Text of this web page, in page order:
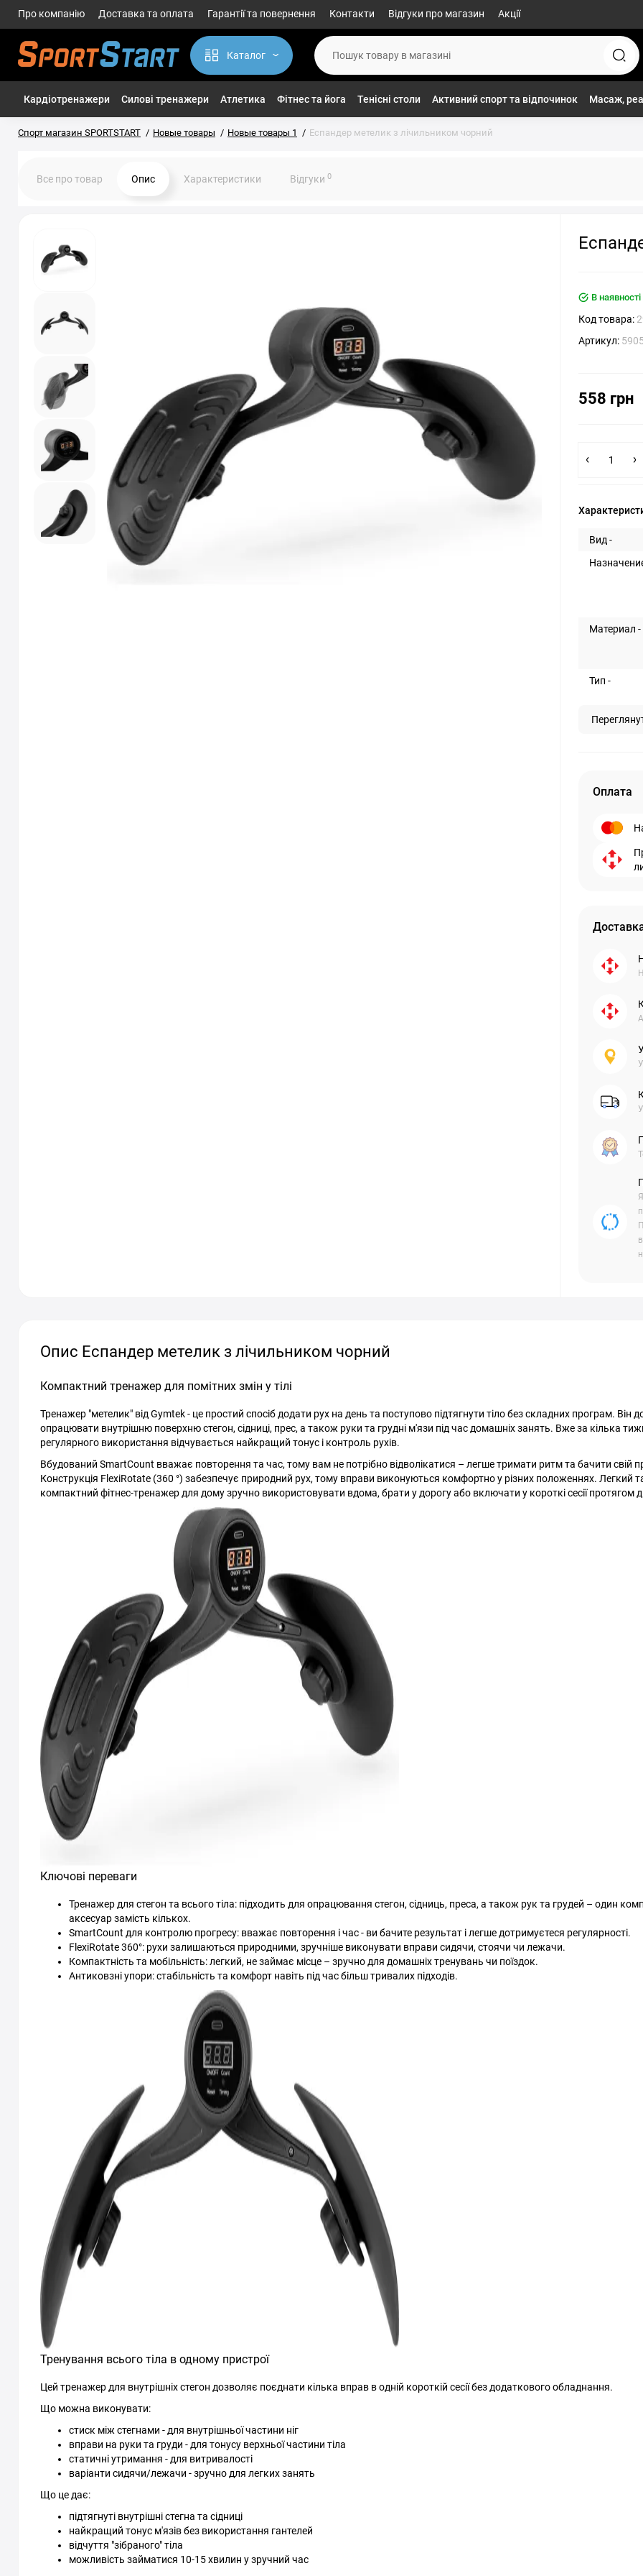
Про компанію Доставка та оплата Гарантії та повернення Контакти Відгуки про магазин Акції
Каталог
Кардіотренажери Силові тренажери Атлетика Фітнес та йога Тенісні столи Активний спорт та відпочинок Масаж,
Спорт магазин SPORTSTART Новые товары Новые товары 1 Еспандер метелик з лічильником чорний
Все про товар Опис Характеристики Відгуки 0
В наявності
Код товара:
Артикул:
558 грн
Вид -
Материал -
Тип -
Оплата
Опис Еспандер метелик з лічильником чорний
Компактний тренажер для помітних змін у тілі
Тренажер "метелик" від Gymtek - це простий спосіб додати рух на день та поступово підтягнути тіло без складних програм. Він
опрацювати внутрішню поверхню стегон, сідниці, прес, а також руки та грудні м'язи під час домашніх занять. Вже за кілька
регулярного використання відчувається найкращий тонус і контроль рухів.
Вбудований SmartCount вважає повторення та час, тому вам не потрібно відволікатися – легше тримати ритм та бачити свій
Конструкція FlexiRotate (360 °) забезпечує природний рух, тому вправи виконуються комфортно у різних положеннях. Легкий
компактний фітнес-тренажер для дому зручно використовувати вдома, брати у дорогу або включати у короткі сесії протягом
Ключові переваги
Тренажер для стегон та всього тіла: підходить для опрацювання стегон, сідниць, преса, а також рук та грудей – один
аксесуар замість кількох.
SmartCount для контролю прогресу: вважає повторення і час - ви бачите результат і легше дотримуєтеся регулярності.
FlexiRotate 360°: рухи залишаються природними, зручніше виконувати вправи сидячи, стоячи чи лежачи.
Компактність та мобільність: легкий, не займає місце – зручно для домашніх тренувань чи поїздок.
Антиковзні упори: стабільність та комфорт навіть під час більш тривалих підходів.
Тренування всього тіла в одному пристрої
Цей тренажер для внутрішніх стегон дозволяє поєднати кілька вправ в одній короткій сесії без додаткового обладнання.
Що можна виконувати:
стиск між стегнами - для внутрішньої частини ніг
вправи на руки та груди - для тонусу верхньої частини тіла
статичні утримання - для витривалості
варіанти сидячи/лежачи - зручно для легких занять
Що це дає:
підтягнуті внутрішні стегна та сідниці
найкращий тонус м'язів без використання гантелей
відчуття "зібраного" тіла
можливість займатися 10-15 хвилин у зручний час